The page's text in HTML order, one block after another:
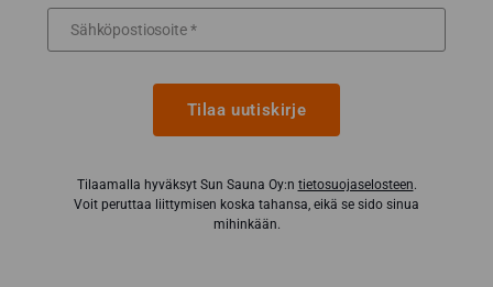
Tilaa uutiskirje
Tilaamalla hyväksyt Sun Sauna Oy:n tietosuojaselosteen.
Voit peruttaa liittymisen koska tahansa, eikä se sido sinua
mihinkään.